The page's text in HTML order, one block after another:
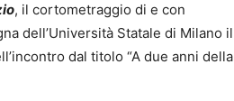
, il cortometraggio di e con
dell’Università Statale di Milano il
dal titolo “A due anni della